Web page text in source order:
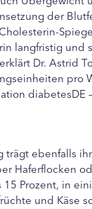
der
langfristig und
Dr. Astrid
pro
diabetesDE
ebenfalls
Haferflocken
Prozent, in
und Käse